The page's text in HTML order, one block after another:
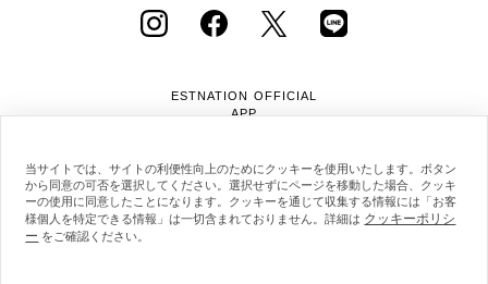
ESTNATION OFFICIAL
APP
会社概要
当サイトでは、サイトの利便性向上のためにクッキーを使用いたします。ボタン
から同意の可否を選択してください。選択せずにページを移動した場合、クッキ
ーの使用に同意したことになります。クッキーを通じて収集する情報には「お客
様個人を特定できる情報」は一切含まれておりません。詳細は クッキーポリシ
ー をご確認ください。